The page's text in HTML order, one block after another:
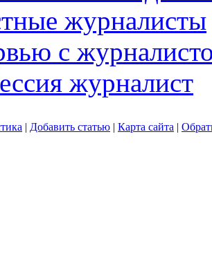
журналисты
с
журналист
| Добавить статью | Карта сайта |